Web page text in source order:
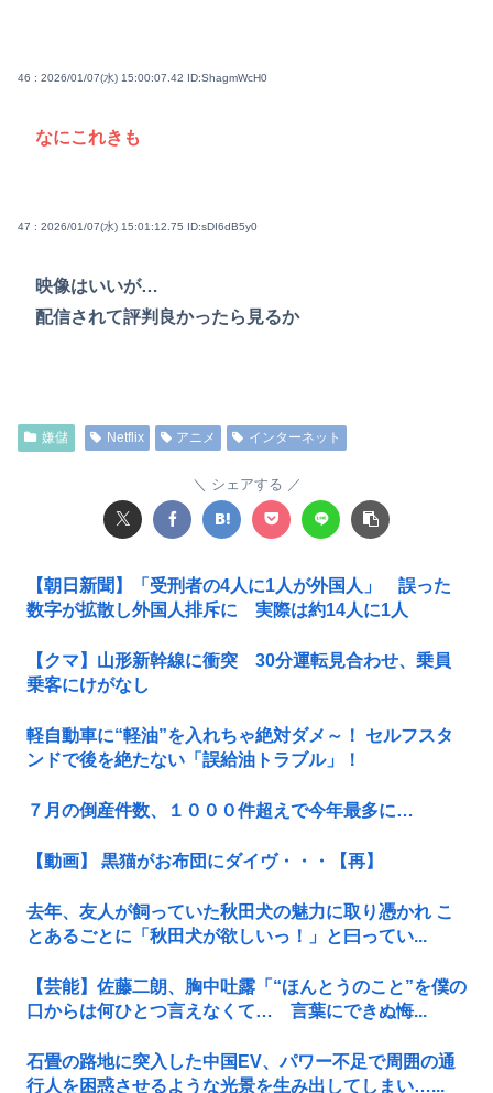
46 : 2026/01/07(水) 15:00:07.42 ID:ShagmWcH0
なにこれきも
47 : 2026/01/07(水) 15:01:12.75 ID:sDI6dB5y0
映像はいいが…
配信されて評判良かったら見るか
嫌儲 Netflix アニメ インターネット
シェアする
【朝日新聞】「受刑者の4人に1人が外国人」 誤った
数字が拡散し外国人排斥に 実際は約14人に1人
【クマ】山形新幹線に衝突 30分運転見合わせ、乗員
乗客にけがなし
軽自動車に“軽油”を入れちゃ絶対ダメ～！ セルフスタ
ンドで後を絶たない「誤給油トラブル」！
７月の倒産件数、１０００件超えで今年最多に…
【動画】 黒猫がお布団にダイヴ・・・【再】
去年、友人が飼っていた秋田犬の魅力に取り憑かれ こ
とあるごとに「秋田犬が欲しいっ！」と曰ってい...
【芸能】佐藤二朗、胸中吐露「“ほんとうのこと”を僕の
口からは何ひとつ言えなくて… 言葉にできぬ悔...
石畳の路地に突入した中国EV、パワー不足で周囲の通
行人を困惑させるような光景を生み出してしまい…...